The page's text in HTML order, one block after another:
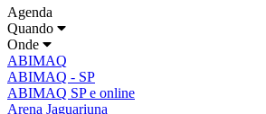
Agenda
Quando
Onde
ABIMAQ
ABIMAQ - SP
ABIMAQ SP e online
Arena Jaguariuna